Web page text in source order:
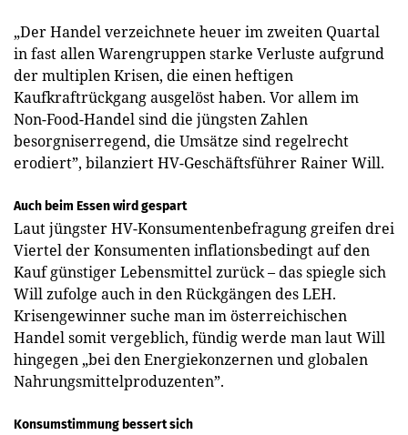
„Der Handel verzeichnete heuer im zweiten Quartal
in fast allen Warengruppen starke Verluste aufgrund
der multiplen Krisen, die einen heftigen
Kaufkraftrückgang ausgelöst haben. Vor allem im
Non-Food-Handel sind die jüngsten Zahlen
besorgniserregend, die Umsätze sind regelrecht
erodiert”, bilanziert HV-Geschäftsführer Rainer Will.
Auch beim Essen wird gespart
Laut jüngster HV-Konsumentenbefragung greifen drei
Viertel der Konsumenten inflationsbedingt auf den
Kauf günstiger Lebensmittel zurück – das spiegle sich
Will zufolge auch in den Rückgängen des LEH.
Krisengewinner suche man im österreichischen
Handel somit vergeblich, fündig werde man laut Will
hingegen „bei den Energiekonzernen und globalen
Nahrungsmittelproduzenten”.
Konsumstimmung bessert sich